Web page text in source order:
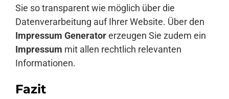
Sie so transparent wie möglich über die
Datenverarbeitung auf Ihrer Website. Über den
Impressum Generatorerzeugen Sie zudem ein
Impressum mit allen rechtlich relevanten
Informationen.
Fazit